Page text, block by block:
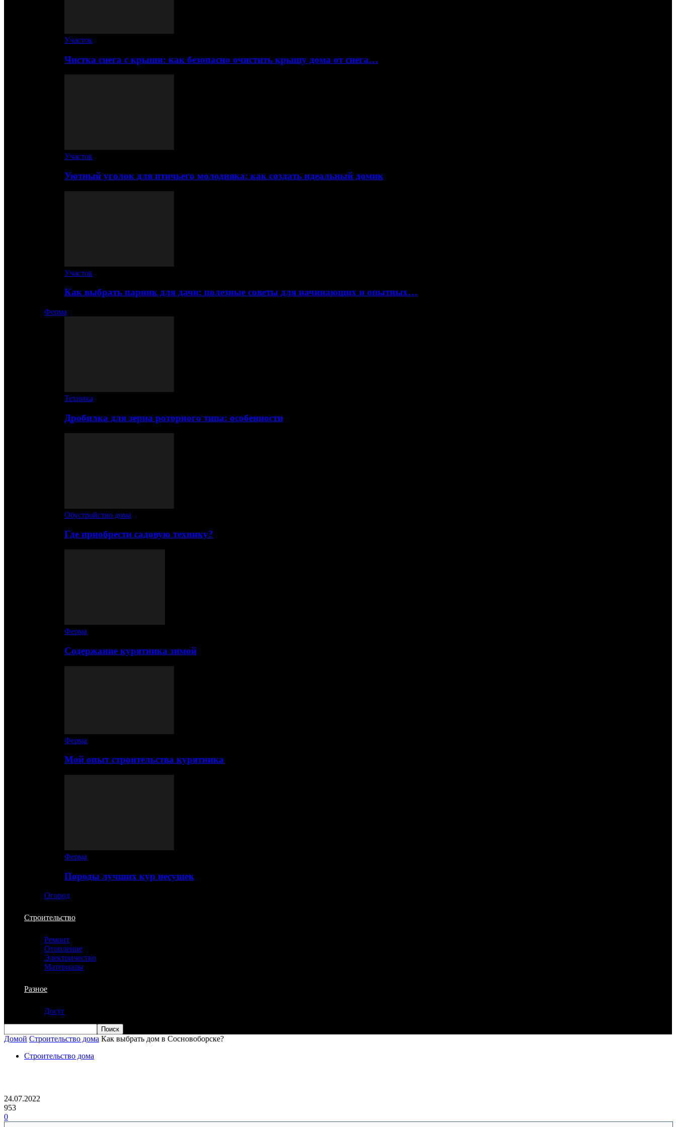
Участок
Чистка снега с крыши: как безопасно очистить крышу дома от снега…
Участок
Уютный уголок для птичьего молодняка: как создать идеальный домик
Участок
Как выбрать парник для дачи: полезные советы для начинающих и опытных…
Ферма
Техника
Дробилка для зерна роторного типа: особенности
Обустройство дома
Где приобрести садовую технику?
Ферма
Содержание курятника зимой
Ферма
Мой опыт строительства курятника
Ферма
Породы лучших кур несушек
Огород
Строительство
Ремонт
Отопление
Электричество
Материалы
Разное
Досуг
Домой Строительство дома Как выбрать дом в Сосновоборске?
Строительство дома
24.07.2022
953
0